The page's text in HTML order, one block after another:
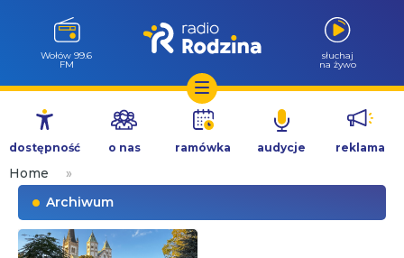
Przejdź
treści
Wołów 99.6
FM
słuchaj
na żywo
dostępność o nas ramówka audycje reklama
Home
»
Archiwum